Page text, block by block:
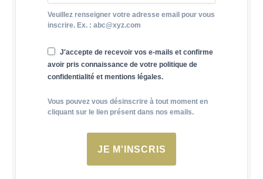
Veuillez renseigner votre adresse email pour vous
inscrire. Ex. : abc@xyz.com
J'accepte de recevoir vos e-mails et confirme
avoir pris connaissance de votre politique de
confidentialité et mentions légales.
Vous pouvez vous désinscrire à tout moment en
cliquant sur le lien présent dans nos emails.
JE M'INSCRIS